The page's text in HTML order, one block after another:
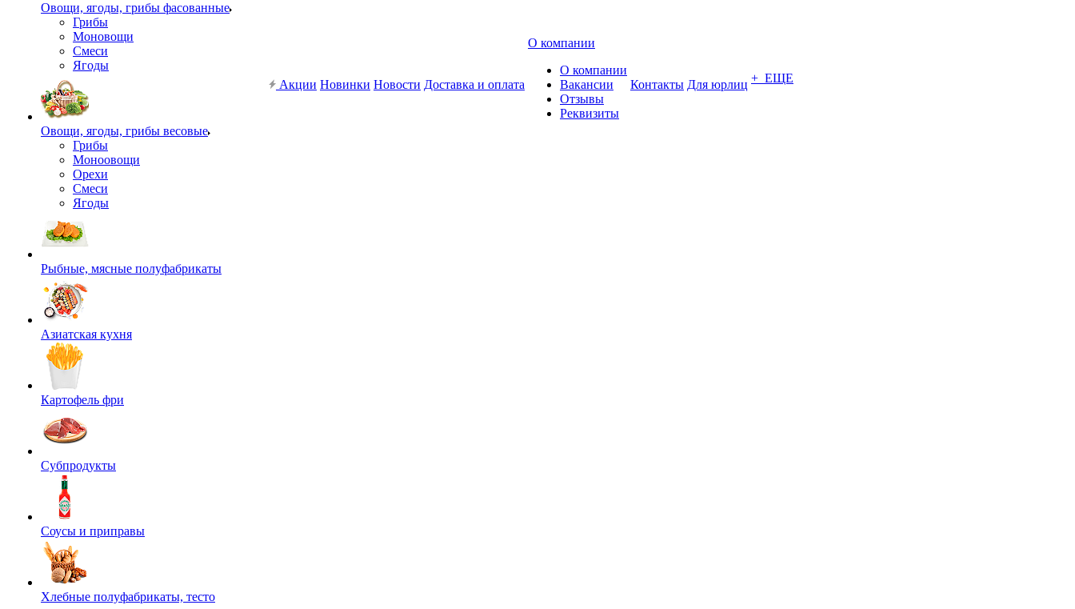
Овощи, ягоды, грибы фасованные
Грибы
Моновощи
Смеси
Ягоды
Овощи, ягоды, грибы весовые
Грибы
Моноовощи
Орехи
Смеси
Ягоды
Рыбные, мясные полуфабрикаты
Азиатская кухня
Картофель фри
Субпродукты
Соусы и приправы
Хлебные полуфабрикаты, тесто
Акции Новинки Новости Доставка и оплата
О компании
О компании
Вакансии
Отзывы
Реквизиты
Контакты Для юрлиц + ЕЩЕ